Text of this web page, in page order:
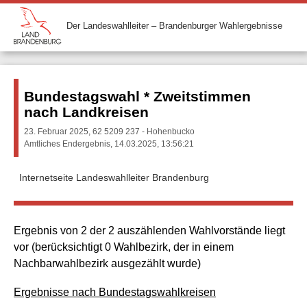
Der Landeswahlleiter – Brandenburger Wahlergebnisse
Bundestagswahl * Zweitstimmen
nach Landkreisen
23. Februar 2025, 62 5209 237 - Hohenbucko
Amtliches Endergebnis, 14.03.2025, 13:56:21
Internetseite Landeswahlleiter Brandenburg
Ergebnis von 2 der 2 auszählenden Wahlvorstände liegt
vor (berücksichtigt 0 Wahlbezirk, der in einem
Nachbarwahlbezirk ausgezählt wurde)
Ergebnisse nach Bundestagswahlkreisen